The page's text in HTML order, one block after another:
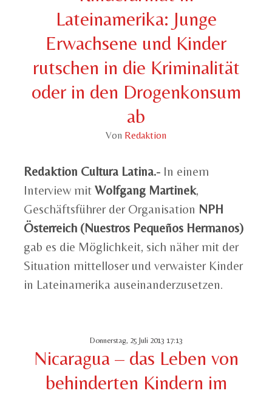
Lateinamerika: Junge
Erwachsene und Kinder
rutschen in die Kriminalität
oder in den Drogenkonsum
ab
Von Redaktion
Redaktion Cultura Latina.- In einem
Interview mit Wolfgang Martinek,
Geschäftsführer der Organisation NPH
Österreich (Nuestros Pequeños Hermanos)
gab es die Möglichkeit, sich näher mit der
Situation mittelloser und verwaister Kinder
in Lateinamerika auseinanderzusetzen.
Donnerstag, 25 Juli 2013 17:13
Nicaragua – das Leben von
behinderten Kindern im